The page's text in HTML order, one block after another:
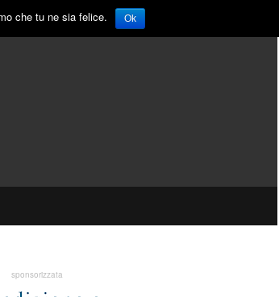
sponsorizzata
che tu ne sia felice. Ok